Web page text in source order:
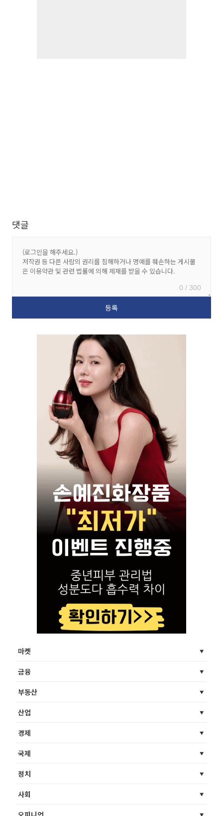
댓글
0 / 300
마켓
금융
부동산
산업
경제
국제
정치
사회